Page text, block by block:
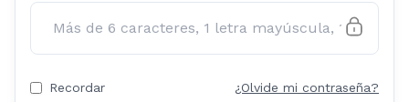
Recordar ¿Olvide mi contraseña?